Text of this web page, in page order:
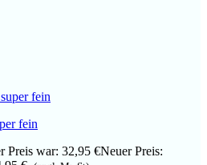
fein
Preis war: 32,95 €Neuer Preis: